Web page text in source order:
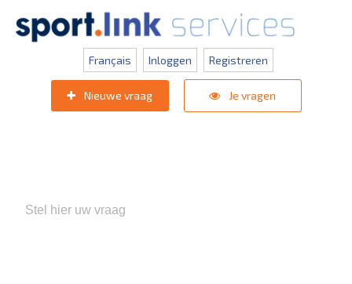
Français Inloggen Registreren
Nieuwe vraag Je vragen